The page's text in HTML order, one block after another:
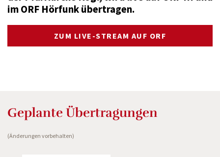
im ORF Hörfunk übertragen.
ZUM LIVE-STREAM AUF ORF
Geplante Übertragungen
(Änderungen vorbehalten)